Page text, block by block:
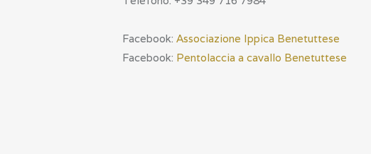
Facebook: Associazione Ippica Benetuttese
Facebook: Pentolaccia a cavallo Benetuttese